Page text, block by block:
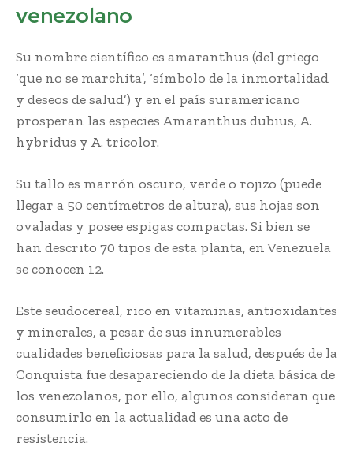
venezolano
Su nombre científico es amaranthus (del griego
‘que no se marchita’, ‘símbolo de la inmortalidad
y deseos de salud’) y en el país suramericano
prosperan las especies Amaranthus dubius, A.
hybridus y A. tricolor.
Su tallo es marrón oscuro, verde o rojizo (puede
llegar a 50 centímetros de altura), sus hojas son
ovaladas y posee espigas compactas. Si bien se
han descrito 70 tipos de esta planta, en Venezuela
se conocen 12.
Este seudocereal, rico en vitaminas, antioxidantes
y minerales, a pesar de sus innumerables
cualidades beneficiosas para la salud, después de la
Conquista fue desapareciendo de la dieta básica de
los venezolanos, por ello, algunos consideran que
consumirlo en la actualidad es una acto de
resistencia.